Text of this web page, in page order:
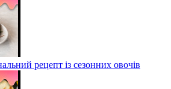
рецепт із сезонних овочів